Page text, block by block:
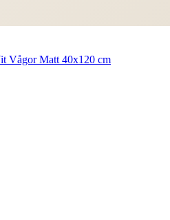
Vågor Matt 40x120 cm